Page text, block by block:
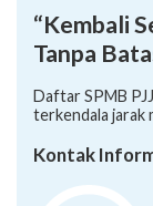
“Kembali
Tanpa
Daftar SPMB
terkendala jarak
Kontak